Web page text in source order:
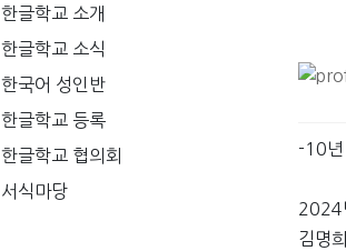
-10
2024
김명
한글학교 소개
한글학교 소식
한국어 성인반
한글학교 등록
한글학교 협의회
서식마당